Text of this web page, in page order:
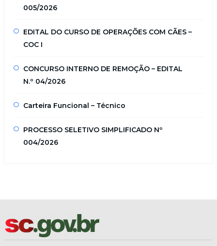
005/2026
EDITAL DO CURSO DE OPERAÇÕES COM CÃES –
COC I
CONCURSO INTERNO DE REMOÇÃO – EDITAL
N.º 04/2026
Carteira Funcional – Técnico
PROCESSO SELETIVO SIMPLIFICADO Nº
004/2026